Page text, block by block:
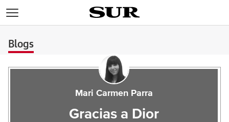
Blogs
Mari Carmen Parra
Gracias a Dior